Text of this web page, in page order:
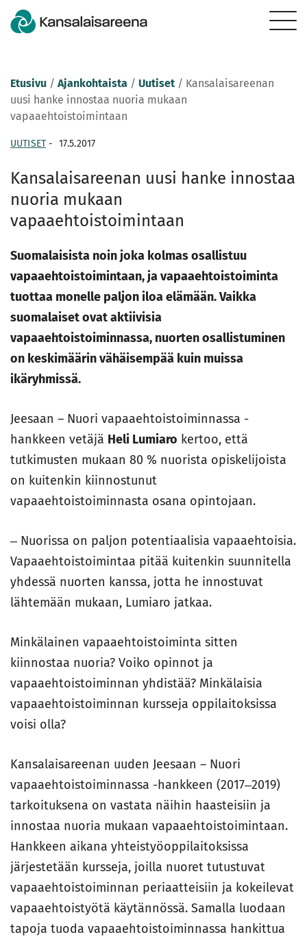
Etusivu / Ajankohtaista / Uutiset / Kansalaisareenan
uusi hanke innostaa nuoria mukaan
vapaaehtoistoimintaan
UUTISET - 17.5.2017
Kansalaisareenan uusi hanke innostaa
nuoria mukaan
vapaaehtoistoimintaan
Suomalaisista noin joka kolmas osallistuu
vapaaehtoistoimintaan, ja vapaaehtoistoiminta
tuottaa monelle paljon iloa elämään. Vaikka
suomalaiset ovat aktiivisia
vapaaehtoistoiminnassa, nuorten osallistuminen
on keskimäärin vähäisempää kuin muissa
ikäryhmissä.
Jeesaan – Nuori vapaaehtoistoiminnassa -
hankkeen vetäjä Heli Lumiaro kertoo, että
tutkimusten mukaan 80 % nuorista opiskelijoista
on kuitenkin kiinnostunut
vapaaehtoistoiminnasta osana opintojaan.
‒ Nuorissa on paljon potentiaalisia vapaaehtoisia.
Vapaaehtoistoimintaa pitää kuitenkin suunnitella
yhdessä nuorten kanssa, jotta he innostuvat
lähtemään mukaan, Lumiaro jatkaa.
Minkälainen vapaaehtoistoiminta sitten
kiinnostaa nuoria? Voiko opinnot ja
vapaaehtoistoiminnan yhdistää? Minkälaisia
vapaaehtoistoiminnan kursseja oppilaitoksissa
voisi olla?
Kansalaisareenan uuden Jeesaan – Nuori
vapaaehtoistoiminnassa -hankkeen (2017‒2019)
tarkoituksena on vastata näihin haasteisiin ja
innostaa nuoria mukaan vapaaehtoistoimintaan.
Hankkeen aikana yhteistyöoppilaitoksissa
järjestetään kursseja, joilla nuoret tutustuvat
vapaaehtoistoiminnan periaatteisiin ja kokeilevat
vapaaehtoistyötä käytännössä. Samalla luodaan
tapoja tuoda vapaaehtoistoiminnassa hankittua